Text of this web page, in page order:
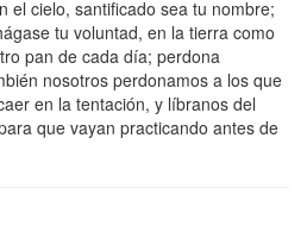
el cielo, santificado sea tu nombre;
tu voluntad, en la tierra como
pan de cada día; perdona
nosotros perdonamos a los que
en la tentación, y líbranos del
que vayan practicando antes de